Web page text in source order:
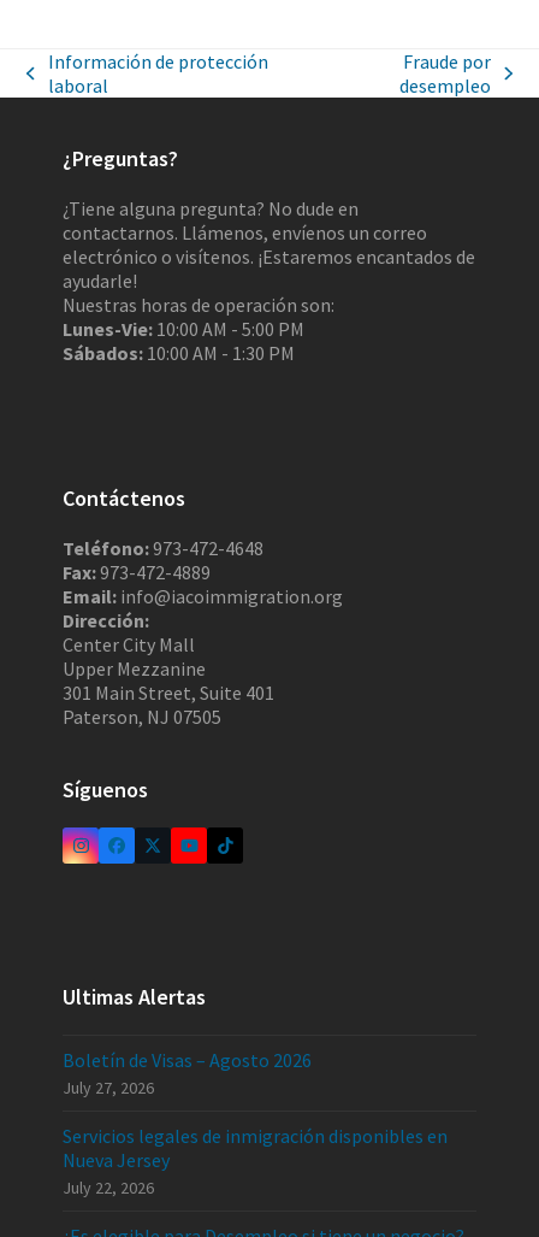
Información de protección
laboral
Fraude por
desempleo
¿Preguntas?
¿Tiene alguna pregunta? No dude en
contactarnos. Llámenos, envíenos un correo
electrónico o visítenos. ¡Estaremos encantados de
ayudarle!
Nuestras horas de operación son:
Lunes-Vie: 10:00 AM - 5:00 PM
Sábados: 10:00 AM - 1:30 PM
Contáctenos
Teléfono:973-472-4648
Fax:973-472-4889
Email: info@iacoimmigration.org
Dirección:
Center City Mall
Upper Mezzanine
301 Main Street, Suite 401
Paterson, NJ 07505
Síguenos
Ultimas Alertas
Boletín de Visas – Agosto 2026
July 27, 2026
Servicios legales de inmigración disponibles en
Nueva Jersey
July 22, 2026